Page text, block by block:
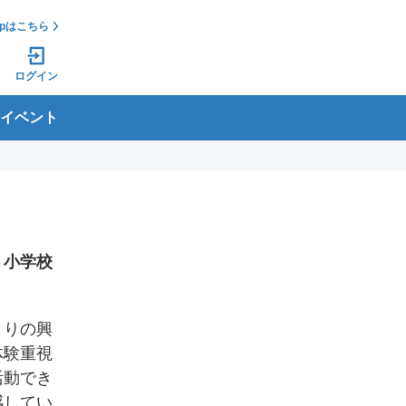
はこちら
ログイン
イベント
学校
の興
重視
でき
てい